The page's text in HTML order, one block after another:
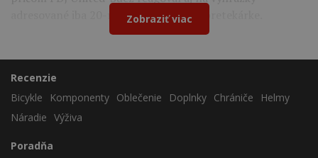
adresované iba 20-ročnej francúzskej pretekárke.
Zobraziť viac
Recenzie
Bicykle
Komponenty Oblečenie Doplnky Chrániče
Helmy
Náradie Výživa
Poradňa